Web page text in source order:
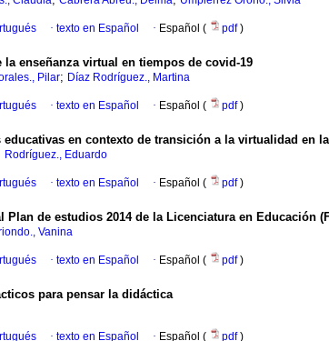
· texto en Español · Español ( pdf)
la enseñanza virtual en tiempos de covid-19
Pilar; Díaz Rodríguez., Martina
· texto en Español · Español ( pdf)
en contexto de transición a la virtualidad en
Rodríguez., Eduardo
· texto en Español · Español ( pdf)
de estudios 2014 de la Licenciatura en Educación
Vanina
· texto en Español · Español ( pdf)
para pensar la didáctica
· texto en Español · Español ( pdf)